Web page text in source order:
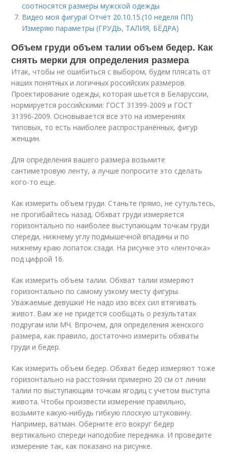
соотносятся размеры мужской одежды
Видео моя фигура! Отчёт 20.10.15.(10 неделя ПП)
Измеряю параметры (ГРУДЬ, ТАЛИЯ, БЁДРА)
Объем груди объем талии объем бедер. Как
снять мерки для определения размера
Итак, чтобы не ошибиться с выбором, будем плясать от
наших понятных и логичных российских размеров.
Проектирование одежды, которая шьется в Беларуссии,
нормируется российскими: ГОСТ 31399-2009 и ГОСТ
31396-2009. Основывается все это на измерениях
типовых, то есть наиболее распространённых, фигур
женщин.
Для определения вашего размера возьмите
сантиметровую ленту, а лучше попросите это сделать
кого-то еще.
Как измерить объем груди. Станьте прямо, не сутультесь,
не прогибайтесь назад. Обхват груди измеряется
горизонтально по наиболее выступающим точкам груди
спереди, нижнему углу подмышечной впадины и по
нижнему краю лопаток сзади. На рисунке это «ленточка»
под цифрой 16.
Как измерить объем талии. Обхват талии измеряют
горизонтально по самому узкому месту фигуры.
Уважаемые девушки! Не надо изо всех сил втягивать
живот. Вам же не придется сообщать о результатах
подругам или МЧ. Впрочем, для определения женского
размера, как правило, достаточно измерить обхваты
груди и бедер.
Как измерить объем бедер. Обхват бедер измеряют тоже
горизонтально на расстоянии примерно 20 см от линии
талии по выступающим точкам ягодиц с учетом выступа
живота. Чтобы произвести измерение правильно,
возьмите какую-нибудь гибкую плоскую штуковину.
Например, ватман. Оберните его вокруг бедер
вертикально спереди наподобие передника. И проведите
измерение так, как показано на рисунке.